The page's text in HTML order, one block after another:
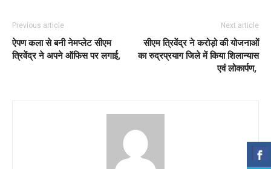
Previous article
ऐपण कला से बनी नेमप्लेट सीएम
त्रिवेंद्र ने अपने ऑफिस पर लगाई,
Next article
सीएम त्रिवेंद्र ने करोड़ो की योजनाओं
का रुद्रप्रयाग जिले में किया शिलान्यास
एवं लोकार्पण,